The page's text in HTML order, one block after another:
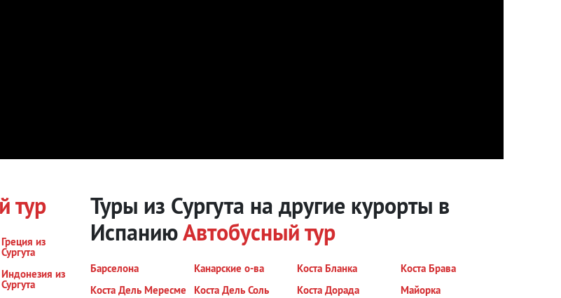
тур
Греция из
Сургута
Индонезия из
Сургута
Туры из Сургута на другие курорты в
ИспаниюАвтобусный тур
Барселона Канарские о-ва Коста Бланка
Коста Брава
Коста Дель Мересме
Коста Дель Соль Коста Дорада
Майорка